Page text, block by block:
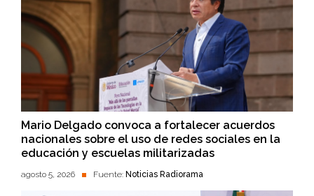
Mario Delgado convoca a fortalecer acuerdos
nacionales sobre el uso de redes sociales en la
educación y escuelas militarizadas
agosto 5, 2026 Fuente: Noticias Radiorama